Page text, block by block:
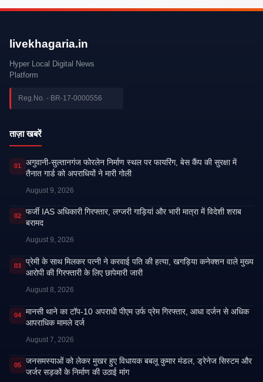
livekhagaria.in
Hyper Local Digital News
Platform
Reg.No. - BR-17-0000556
ताज़ा खबरें
01
अगुवानी-सुल्तानगंज फोरलेन निर्माण स्थल पर फायरिंग, बेस कैंप की सुरक्षा में
तैनात गार्ड को अपराधियों ने मारी गोली
August 9, 2026
02
फर्जी IAS अधिकारी गिरफ्तार, लग्जरी गाड़ियां और भारी मात्रा में विदेशी शराब
बरामद
August 9, 2026
03
प्रेमी के साथ मिलकर पत्नी ने करवाई पति की हत्या, खगड़िया कनेक्शन वाले मुख्य
आरोपी की गिरफ्तारी के लिए छापेमारी जारी
August 8, 2026
04
मानसी थाने का टॉप-10 अपराधी पीएम उर्फ प्रेम गिरफ्तार, आधा दर्जन से अधिक
आपराधिक मामले दर्ज
August 7, 2026
05
जनसमस्याओं को लेकर मुखर हुए विधायक बबलू कुमार मंडल, ड्रेनेज सिस्टम और
जर्जर सड़कों के निर्माण की उठाई मांग